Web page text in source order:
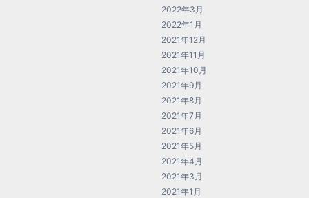
2022年3月
2022年1月
2021年12月
2021年11月
2021年10月
2021年9月
2021年8月
2021年7月
2021年6月
2021年5月
2021年4月
2021年3月
2021年1月